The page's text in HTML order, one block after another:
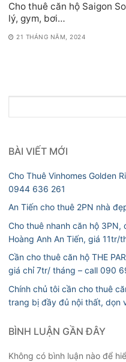
Cho thuê căn hộ Saigon
lý, gym, bơi…
21 THÁNG NĂM, 2024
kiếm
BÀI VIẾT MỚI
Cho Thuê Vinhomes Golden
0944 636 261
An Tiến cho thuê 2PN nhà
Cho thuê nhanh căn hộ
Hoàng Anh An Tiến, giá 11tr/
Cần cho thuê căn hộ THE
giá chỉ 7tr/ tháng – call 090
Chính chủ tôi cần cho thuê
trang bị đầy đủ nội thất, dọn
BÌNH LUẬN GẦN ĐÂY
Không có bình luận nào để